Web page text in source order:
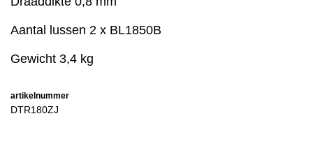
Aantal lussen 2 x BL1850B
Gewicht 3,4 kg
artikelnummer
DTR180ZJ